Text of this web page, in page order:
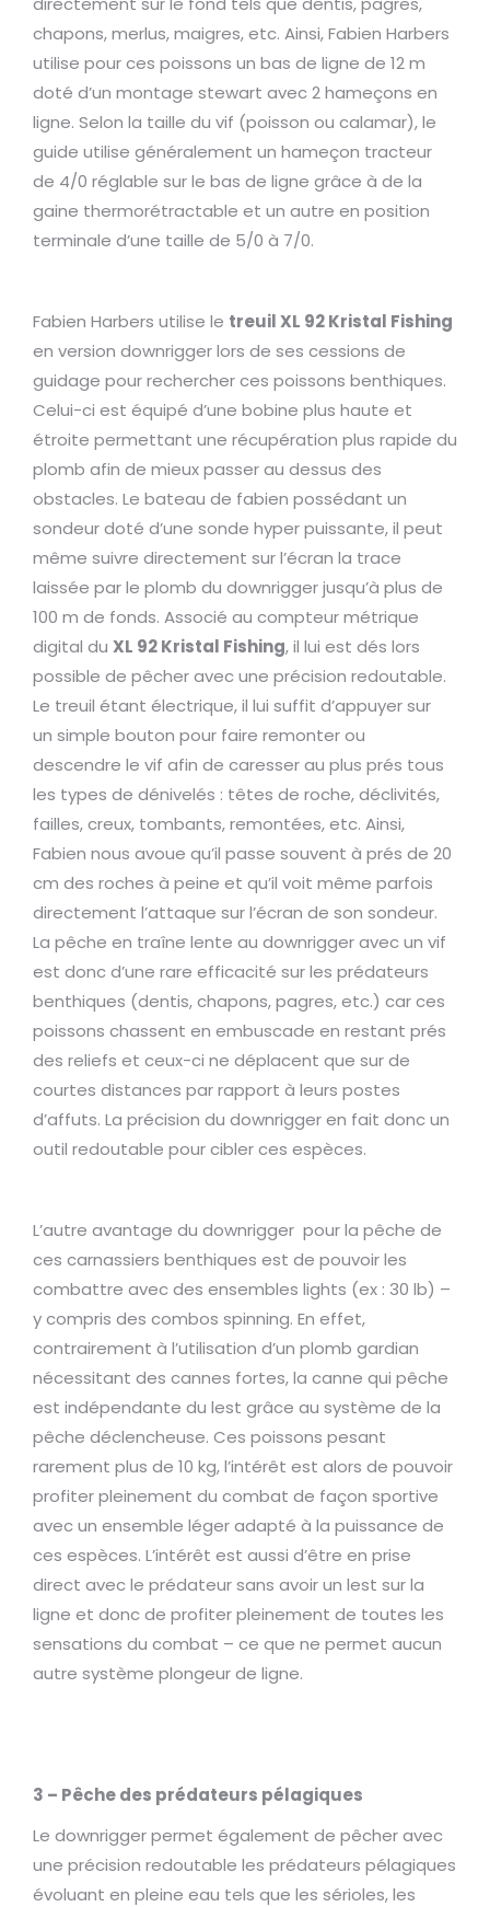
chapons, merlus, maigres, etc. Ainsi, Fabien Harbers
utilise pour ces poissons un bas de ligne de 12 m
doté d’un montage stewart avec 2 hameçons en
ligne. Selon la taille du vif (poisson ou calamar), le
guide utilise généralement un hameçon tracteur
de 4/0 réglable sur le bas de ligne grâce à de la
gaine thermorétractable et un autre en position
terminale d’une taille de 5/0 à 7/0.
Fabien Harbers utilise le treuil XL 92 Kristal Fishing
en version downrigger lors de ses cessions de
guidage pour rechercher ces poissons benthiques.
Celui-ci est équipé d’une bobine plus haute et
étroite permettant une récupération plus rapide du
plomb afin de mieux passer au dessus des
obstacles. Le bateau de fabien possédant un
sondeur doté d’une sonde hyper puissante, il peut
même suivre directement sur l’écran la trace
laissée par le plomb du downrigger jusqu’à plus de
100 m de fonds. Associé au compteur métrique
digital du XL 92 Kristal Fishing, il lui est dés lors
possible de pêcher avec une précision redoutable.
Le treuil étant électrique, il lui suffit d’appuyer sur
un simple bouton pour faire remonter ou
descendre le vif afin de caresser au plus prés tous
les types de dénivelés : têtes de roche, déclivités,
failles, creux, tombants, remontées, etc. Ainsi,
Fabien nous avoue qu’il passe souvent à prés de 20
cm des roches à peine et qu’il voit même parfois
directement l’attaque sur l’écran de son sondeur.
La pêche en traîne lente au downrigger avec un vif
est donc d’une rare efficacité sur les prédateurs
benthiques (dentis, chapons, pagres, etc.) car ces
poissons chassent en embuscade en restant prés
des reliefs et ceux-ci ne déplacent que sur de
courtes distances par rapport à leurs postes
d’affuts. La précision du downrigger en fait donc un
outil redoutable pour cibler ces espèces.
L’autre avantage du downrigger pour la pêche de
ces carnassiers benthiques est de pouvoir les
combattre avec des ensembles lights (ex : 30 lb) –
y compris des combos spinning. En effet,
contrairement à l’utilisation d’un plomb gardian
nécessitant des cannes fortes, la canne qui pêche
est indépendante du lest grâce au système de la
pêche déclencheuse. Ces poissons pesant
rarement plus de 10 kg, l’intérêt est alors de pouvoir
profiter pleinement du combat de façon sportive
avec un ensemble léger adapté à la puissance de
ces espèces. L’intérêt est aussi d’être en prise
direct avec le prédateur sans avoir un lest sur la
ligne et donc de profiter pleinement de toutes les
sensations du combat – ce que ne permet aucun
autre système plongeur de ligne.
3 – Pêche des prédateurs pélagiques
Le downrigger permet également de pêcher avec
une précision redoutable les prédateurs pélagiques
évoluant en pleine eau tels que les sérioles, les